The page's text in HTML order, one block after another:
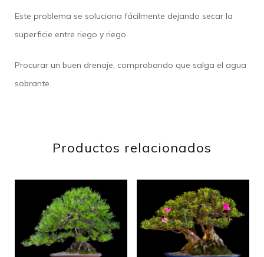
Este problema se soluciona fácilmente dejando secar la
superficie entre riego y riego.
Procurar un buen drenaje, comprobando que salga el agua
sobrante.
Productos relacionados